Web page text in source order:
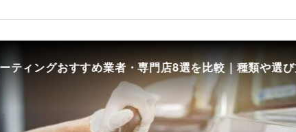
ティングおすすめ業者・専門店8選を比較｜種類や選